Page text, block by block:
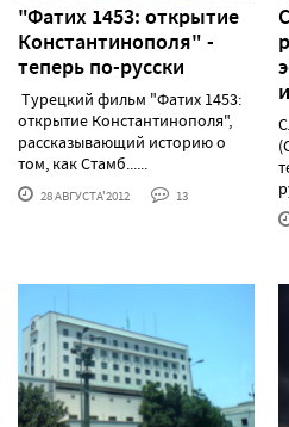
"Фатих 1453: открытие
Константинополя" -
теперь по-русски
Турецкий фильм "Фатих 1453:
открытие Константинополя",
рассказывающий историю о
том, как Стамб......
28 АВГУСТА'2012 13